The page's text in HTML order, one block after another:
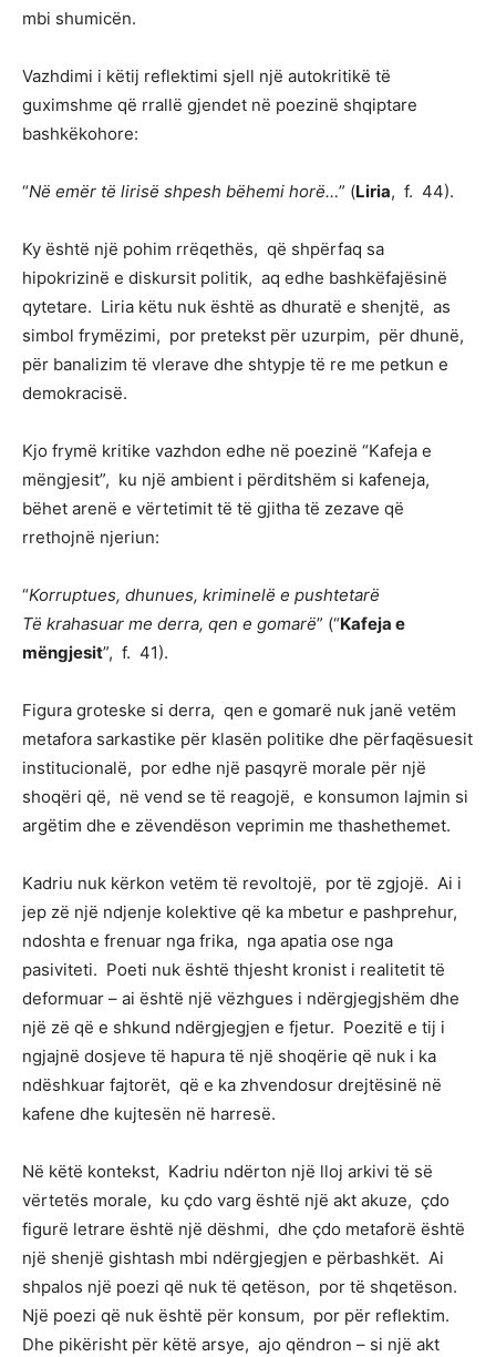
mbi shumicën.
Vazhdimi i këtij reflektimi sjell një autokritikë të
guximshme që rrallë gjendet në poezinë shqiptare
bashkëkohore:
“Në emër të lirisë shpesh bëhemi horë…” (Liria, f. 44).
Ky është një pohim rrëqethës, që shpërfaq sa
hipokrizinë e diskursit politik, aq edhe bashkëfajësinë
qytetare. Liria këtu nuk është as dhuratë e shenjtë, as
simbol frymëzimi, por pretekst për uzurpim, për dhunë,
për banalizim të vlerave dhe shtypje të re me petkun e
demokracisë.
Kjo frymë kritike vazhdon edhe në poezinë “Kafeja e
mëngjesit”, ku një ambient i përditshëm si kafeneja,
bëhet arenë e vërtetimit të të gjitha të zezave që
rrethojnë njeriun:
“Korruptues, dhunues, kriminelë e pushtetarë
Të krahasuar me derra, qen e gomarë” (“Kafeja e
mëngjesit”, f. 41).
Figura groteske si derra, qen e gomarë nuk janë vetëm
metafora sarkastike për klasën politike dhe përfaqësuesit
institucionalë, por edhe një pasqyrë morale për një
shoqëri që, në vend se të reagojë, e konsumon lajmin si
argëtim dhe e zëvendëson veprimin me thashethemet.
Kadriu nuk kërkon vetëm të revoltojë, por të zgjojë. Ai i
jep zë një ndjenje kolektive që ka mbetur e pashprehur,
ndoshta e frenuar nga frika, nga apatia ose nga
pasiviteti. Poeti nuk është thjesht kronist i realitetit të
deformuar – ai është një vëzhgues i ndërgjegjshëm dhe
një zë që e shkund ndërgjegjen e fjetur. Poezitë e tij i
ngjajnë dosjeve të hapura të një shoqërie që nuk i ka
ndëshkuar fajtorët, që e ka zhvendosur drejtësinë në
kafene dhe kujtesën në harresë.
Në këtë kontekst, Kadriu ndërton një lloj arkivi të së
vërtetës morale, ku çdo varg është një akt akuze, çdo
figurë letrare është një dëshmi, dhe çdo metaforë është
një shenjë gishtash mbi ndërgjegjen e përbashkët. Ai
shpalos një poezi që nuk të qetëson, por të shqetëson.
Një poezi që nuk është për konsum, por për reflektim.
Dhe pikërisht për këtë arsye, ajo qëndron – si një akt